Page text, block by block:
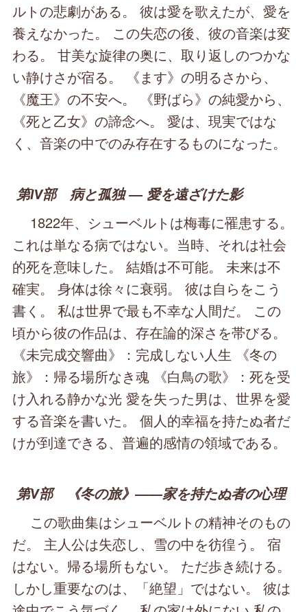
ルトの悲劇がある。 彼は愛を歌えたが、愛を
養えなかった。 この失恋の後、彼の音楽は変
わる。 甘美な旋律の奥に、取り返しのつかな
い静けさが宿る。 《ます》の明るさから、
《魔王》の不安へ。 《野ばら》の純愛から、
《死と乙女》の諦念へ。 愛は、現実ではな
く、音楽の中でのみ存在するものになった。
第Ⅳ部 病と孤独 ― 愛を遠ざけた影
1822年、シューベルトは梅毒に罹患する。
これは単なる病ではない。当時、それは社会
的死を意味した。 結婚は不可能。 未来は不
確実。 身体は徐々に衰弱。 彼は自らをこう
書く。 私は世界で最も不幸な人間だ。 この
頃から彼の作品は、存在論的深さを帯びる。
《未完成交響曲》：完成しない人生 《冬の
旅》：帰る場所なき魂 《白鳥の歌》：死を受
け入れる静かな光 愛を失った男は、世界を愛
する音楽を書いた。 個人的幸福を持たぬ者だ
けが到達できる、普遍的感情の領域である。
第Ⅴ部 《冬の旅》――家を持たぬ者の心理
この歌曲集はシューベルトの精神そのもの
だ。 主人公は失恋し、雪の中を彷徨う。 宿
はない。帰る場所もない。 ただ歩き続ける。
しかし重要なのは、「絶望」ではない。 彼は